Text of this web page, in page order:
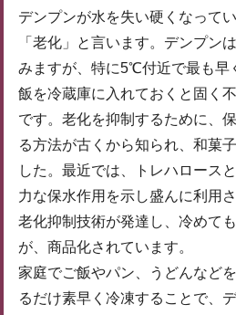
デンプンが水を失い硬くなって
「老化」と言います。デンプン
みますが、特に5℃付近で最も早
飯を冷蔵庫に入れておくと固く
です。老化を抑制するために、
る方法が古くから知られ、和菓
した。最近では、トレハロース
力な保水作用を示し盛んに利用
老化抑制技術が発達し、冷めて
が、商品化されています。
家庭でご飯やパン、うどんなど
るだけ素早く冷凍することで、